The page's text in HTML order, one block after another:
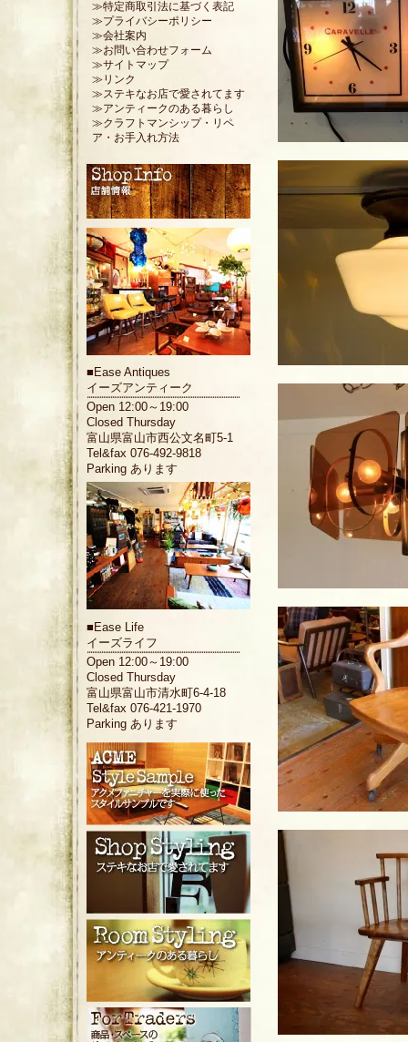
≫特定商取引法に基づく表記
≫プライバシーポリシー
≫会社案内
≫お問い合わせフォーム
≫サイトマップ
≫リンク
≫ステキなお店で愛されてます
≫アンティークのある暮らし
≫クラフトマンシップ・リペ
ア・お手入れ方法
■ Ease Antiques
イーズアンティーク
Open 12:00～19:00
Closed Thursday
富山県富山市西公文名町5-1
Tel&fax 076-492-9818
Parking あります
■ Ease Life
イーズライフ
Open 12:00～19:00
Closed Thursday
富山県富山市清水町6-4-18
Tel&fax 076-421-1970
Parking あります